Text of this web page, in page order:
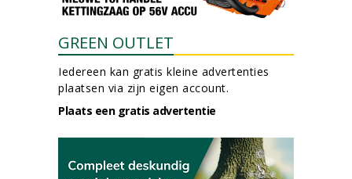
GREEN OUTLET
Iedereen kan gratis kleine advertenties
plaatsen via zijn eigen account.
Plaats een gratis advertentie